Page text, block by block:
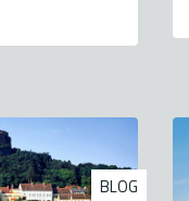
BLOG